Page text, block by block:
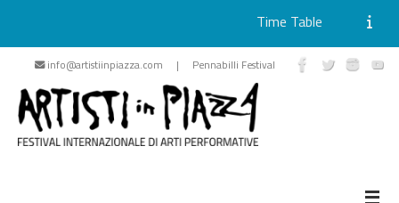
Skip
content
Time Table
info@artistiinpiazza.com | Pennabilli Festival